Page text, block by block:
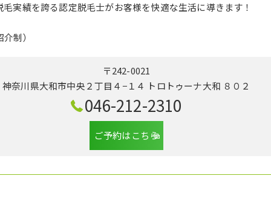
実績を誇る認定脱毛士がお客様を快適な生活に導きます！
制）
〒242-0021
神奈川県大和市中央２丁目４−１４ トロトゥーナ大和 ８０２
046-212-2310
ご予約はこちら